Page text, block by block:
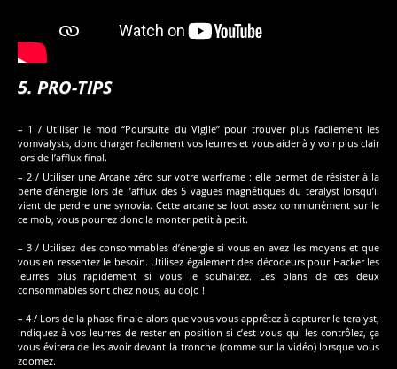
5. PRO-TIPS
– 1 / Utiliser le mod “Poursuite du Vigile” pour trouver plus facilement les
vomvalysts, donc charger facilement vos leurres et vous aider à y voir plus clair
lors de l’afflux final.
– 2 / Utiliser une Arcane zéro sur votre warframe : elle permet de résister à la
perte d’énergie lors de l’afflux des 5 vagues magnétiques du teralyst lorsqu’il
vient de perdre une synovia. Cette arcane se loot assez communément sur le
ce mob, vous pourrez donc la monter petit à petit.
– 3 / Utilisez des consommables d’énergie si vous en avez les moyens et que
vous en ressentez le besoin. Utilisez également des décodeurs pour Hacker les
leurres plus rapidement si vous le souhaitez. Les plans de ces deux
consommables sont chez nous, au dojo !
– 4 / Lors de la phase finale alors que vous vous apprêtez à capturer le teralyst,
indiquez à vos leurres de rester en position si c’est vous qui les contrôlez, ça
vous évitera de les avoir devant la tronche (comme sur la vidéo) lorsque vous
zoomez.